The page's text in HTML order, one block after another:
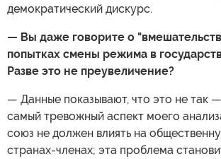
демократический дискурс.
— Вы даже говорите о
попытках смены режима в
Разве это не преувеличение?
— Данные показывают, что это не так
самый тревожный аспект моего
союз не должен влиять на
странах-членах; эта проблема